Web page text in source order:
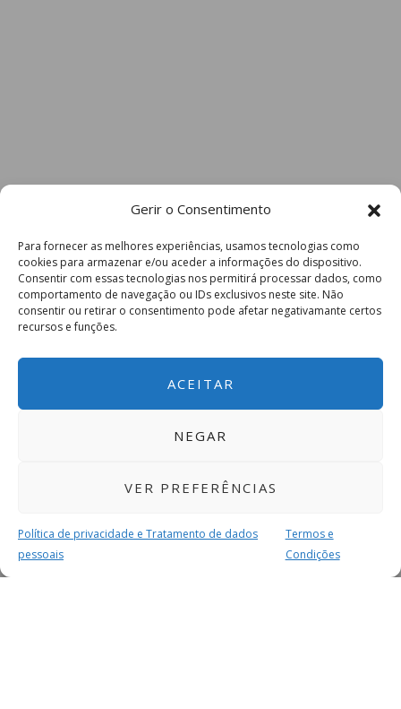
Gerir o Consentimento
Para fornecer as melhores experiências, usamos tecnologias como
cookies para armazenar e/ou aceder a informações do dispositivo.
Consentir com essas tecnologias nos permitirá processar dados, como
comportamento de navegação ou IDs exclusivos neste site. Não
consentir ou retirar o consentimento pode afetar negativamante certos
recursos e funções.
ACEITAR
NEGAR
VER PREFERÊNCIAS
Política de privacidade e Tratamento de dados
pessoais
Termos e
Condições